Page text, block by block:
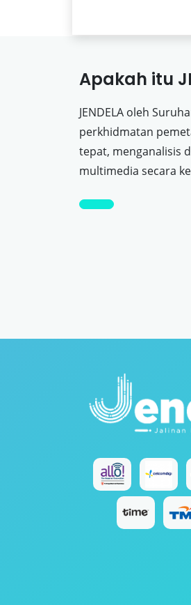
Apakah itu
JENDELA oleh
perkhidmatan
tepat, menganalisis
multimedia secara